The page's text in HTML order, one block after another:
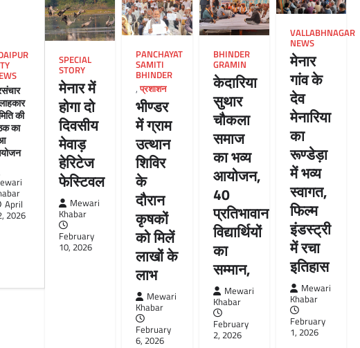
की
का
April
2026
SPECIAL
STORY
मेनार में
होगा दो
दिवसीय
मेवाड़
हेरिटेज
फेस्टिवल
Mewari
Khabar
February
10, 2026
PANCHAYAT
SAMITI
BHINDER
,प्रशाशन
भीण्डर
में ग्राम
उत्थान
शिविर
के
दौरान
कृषकों
को मिलें
लाखों के
लाभ
Mewari
Khabar
February
6, 2026
BHINDER
GRAMIN
केदारिया
सुथार
चौकला
समाज
का भव्य
आयोजन,
40
प्रतिभावान
विद्यार्थियों
का
सम्मान,
Mewari
Khabar
February
2, 2026
VALLABHNAGAR
NEWS
मेनार
गांव के
देव
मेनारिया
का
रूण्डेड़ा
में भव्य
स्वागत,
फिल्म
इंडस्ट्री
में रचा
इतिहास
Mewari
Khabar
February
1, 2026